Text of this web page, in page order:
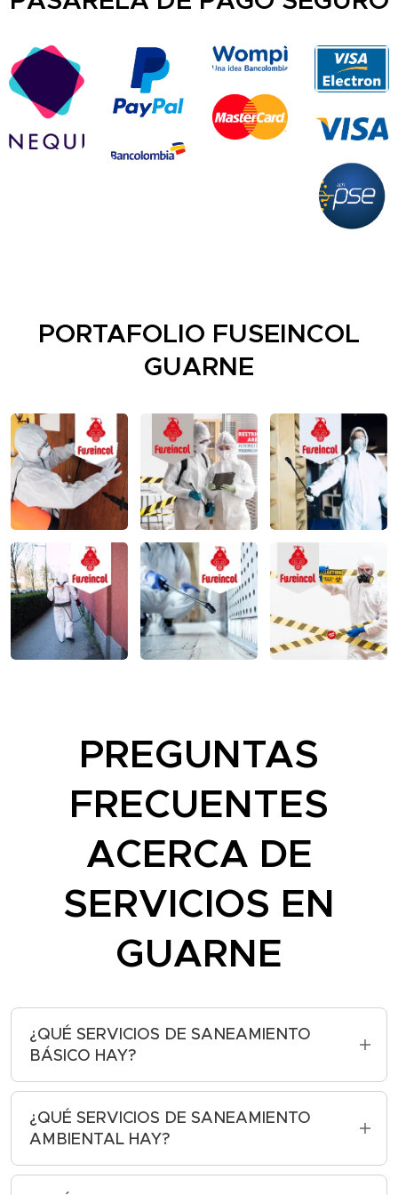
PORTAFOLIO FUSEINCOL
GUARNE
PREGUNTAS
FRECUENTES
ACERCA DE
SERVICIOS EN
GUARNE
¿QUÉ SERVICIOS DE SANEAMIENTO
BÁSICO HAY?
Algunos ejemplos de servicios de
saneamiento básico son:
servicio que se encarga de
¿QUÉ SERVICIOS DE SANEAMIENTO
AMBIENTAL HAY?
Algunos ejemplos de servicios de